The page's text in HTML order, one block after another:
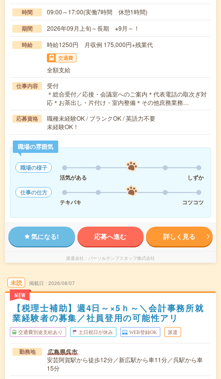
時間 09:00～17:00(実働7時間 休憩1時間)
期間 2026年09月上旬～長期 ※9月～！
時給 時給1250円 月収例 175,000円+残業代
交通費
全額支給
仕事内容
受付
＊総合受付／応接・会議室へのご案内＊代表電話の取次ぎ対
応＊お茶出し・片付け・室内整備＊その他庶務業務…
応募資格
職種未経験OK / ブランクOK / 英語力不要
未経験OK！
職場の雰囲気
職場の様子
活気がある
しずか
仕事の仕方
テキパキ
コツコツ
気になる! 応募へ進む 詳しく見る
派遣会社 パーソルテンプスタッフ株式会社
未読
NEW
掲載日 2026/08/07
【税理士補助】週4日～×5ｈ～＼会計事務所就
業経験者の募集／社員登用の可能性アリ
交通費別途支給あり 土日祝日が休み WEB登録OK 派遣
勤務地 広島県呉市
安芸阿賀駅から徒歩12分／新広駅から車11分／呉駅から車
15分